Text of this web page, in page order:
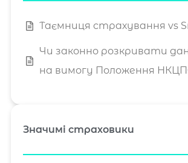
Таємниця страхування vs
Чи законно розкривати
на вимогу Положення
Значимі страховики